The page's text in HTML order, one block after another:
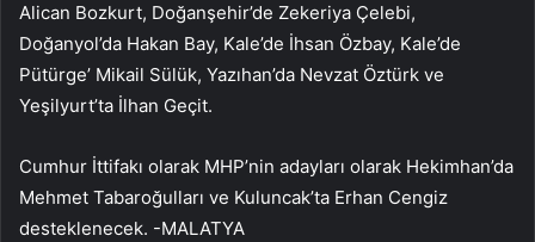
Alican Bozkurt, Doğanşehir’de Zekeriya Çelebi,
Doğanyol’da Hakan Bay, Kale’de İhsan Özbay, Kale’de
Pütürge’ Mikail Sülük, Yazıhan’da Nevzat Öztürk ve
Yeşilyurt’ta İlhan Geçit.
Cumhur İttifakı olarak MHP’nin adayları olarak Hekimhan’da
Mehmet Tabaroğulları ve Kuluncak’ta Erhan Cengiz
desteklenecek. -MALATYA